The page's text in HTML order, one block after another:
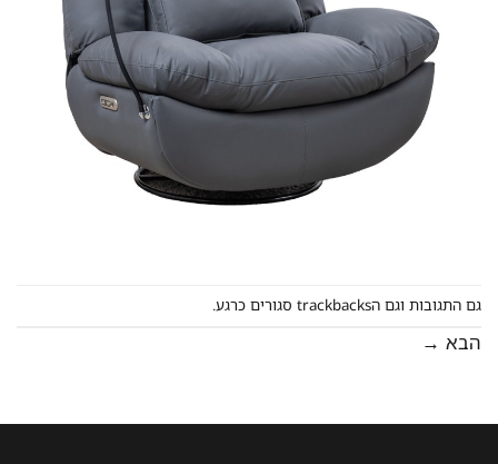
גם התגובות וגם הtrackbacks סגורים כרגע.
הבא →